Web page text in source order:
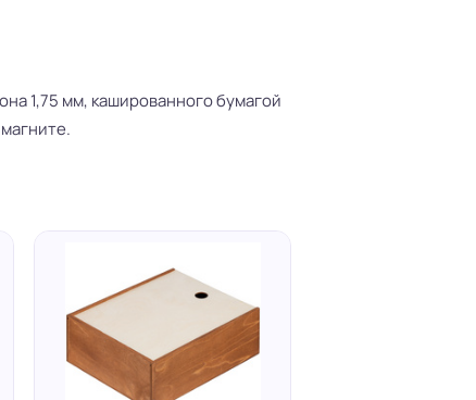
1,75 мм, кашированного бумагой